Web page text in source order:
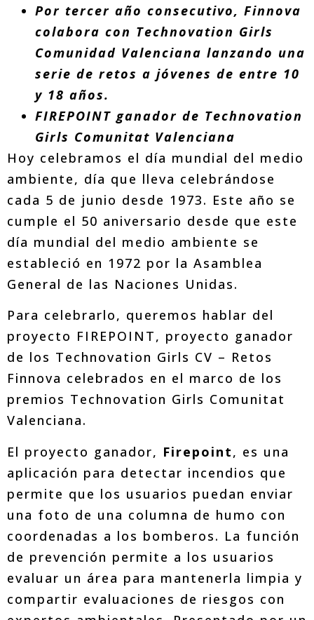
Por tercer año consecutivo, Finnova
colabora con Technovation Girls
Comunidad Valenciana lanzando una
serie de retos a jóvenes de entre 10
y 18 años.
FIREPOINT ganador de Technovation
Girls Comunitat Valenciana
Hoy celebramos el día mundial del medio
ambiente, día que lleva celebrándose
cada 5 de junio desde 1973. Este año se
cumple el 50 aniversario desde que este
día mundial del medio ambiente se
estableció en 1972 por la Asamblea
General de las Naciones Unidas.
Para celebrarlo, queremos hablar del
proyecto FIREPOINT, proyecto ganador
de los Technovation Girls CV – Retos
Finnova celebrados en el marco de los
premios Technovation Girls Comunitat
Valenciana.
El proyecto ganador, Firepoint, es una
aplicación para detectar incendios que
permite que los usuarios puedan enviar
una foto de una columna de humo con
coordenadas a los bomberos. La función
de prevención permite a los usuarios
evaluar un área para mantenerla limpia y
compartir evaluaciones de riesgos con